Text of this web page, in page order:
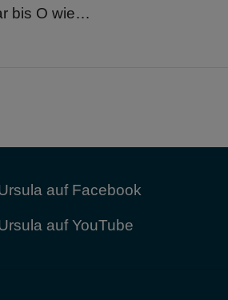
bis O wie…
auf Facebook
auf YouTube